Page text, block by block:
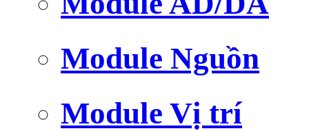
Module Nguồn
Module Vị trí